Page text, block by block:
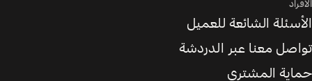
الأفراد
الأسئلة الشائعة للعميل
تواصل معنا عبر الدردشة
حماية المشتري